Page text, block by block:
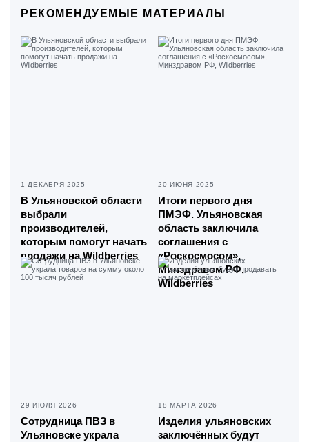
РЕКОМЕНДУЕМЫЕ МАТЕРИАЛЫ
1 ДЕКАБРЯ 2025
В Ульяновской области
выбрали
производителей,
которым помогут начать
продажи на Wildberries
20 ИЮНЯ 2025
Итоги первого дня
ПМЭФ. Ульяновская
область заключила
соглашения с
«Роскосмосом»,
Минздравом РФ,
Wildberries
29 ИЮЛЯ 2026
Сотрудница ПВЗ в
Ульяновске украла
18 МАРТА 2026
Изделия ульяновских
заключённых будут